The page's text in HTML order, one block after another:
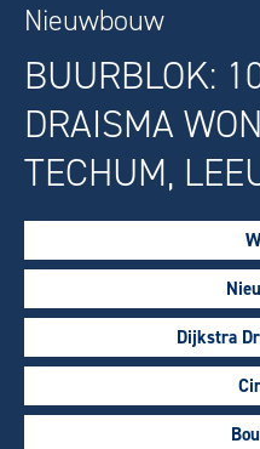
Nieuwbouw
BUURBLOK:
DRAISMA
TECHUM,
Dijkstra